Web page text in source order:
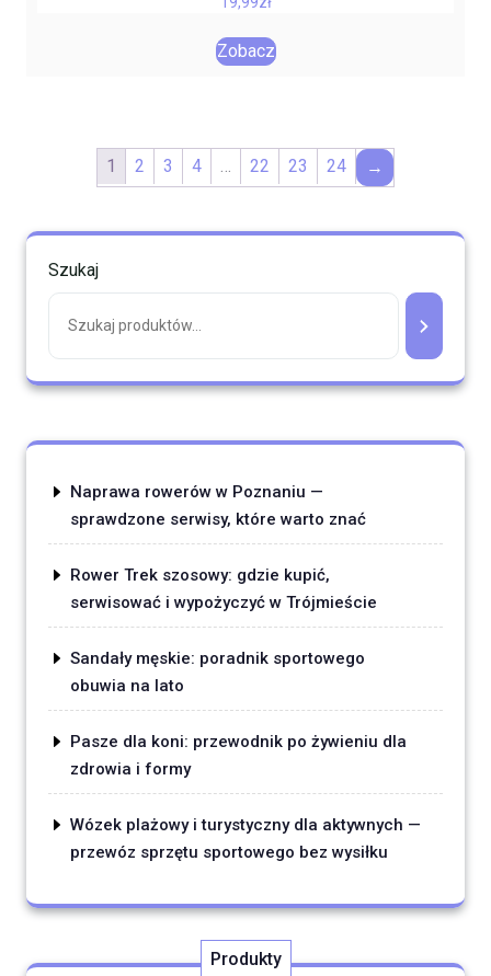
Zobacz
1 2 3 4 … 22 23 24 →
Szukaj
Naprawa rowerów w Poznaniu —
sprawdzone serwisy, które warto znać
Rower Trek szosowy: gdzie kupić,
serwisować i wypożyczyć w Trójmieście
Sandały męskie: poradnik sportowego
obuwia na lato
Pasze dla koni: przewodnik po żywieniu dla
zdrowia i formy
Wózek plażowy i turystyczny dla aktywnych —
przewóz sprzętu sportowego bez wysiłku
Produkty